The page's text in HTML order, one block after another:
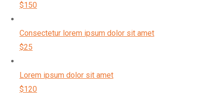
$150
Consectetur lorem ipsum dolor sit amet
$25
Lorem ipsum dolor sit amet
$120